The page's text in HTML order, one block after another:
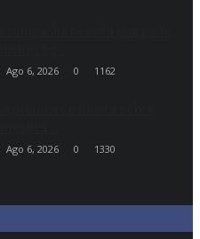
Ago 6, 2026 0 1162
Ago 6, 2026 0 1330